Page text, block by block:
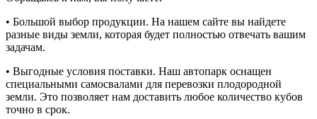
• Большой выбор продукции. На нашем сайте вы найдете
разные виды земли, которая будет полностью отвечать вашим
задачам.
• Выгодные условия поставки. Наш автопарк оснащен
специальными самосвалами для перевозки плодородной
земли. Это позволяет нам доставить любое количество кубов
точно в срок.